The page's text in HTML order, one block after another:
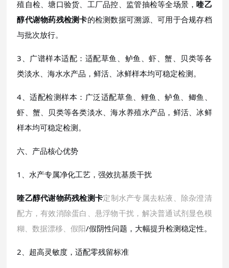
殖自检、塘口验货、工厂品控、监管抽检等全场景，喹乙
醇代谢物药残检测卡的检测数据可溯源、可用于合规存档
与批次放行。
3、广谱样本适配：适配草鱼、鲈鱼、虾、蟹、贝类等各
类淡水、海水水产品，鲜活、冰鲜样本均可稳定检测。
4、适配检测样本：广泛适配草鱼、鲤鱼、鲈鱼、鲫鱼、
虾、蟹、贝类等各类淡水、海水养殖水产品，鲜活、冰鲜
样本均可稳定检测。
六、产品核心优势
1、水产专属净化工艺，强效抗基质干扰
喹乙醇代谢物药残检测卡定制水产专属去粘液、除杂澄清
配方，有效消除蛋白、悬浮物干扰，解决普通试剂显色模
糊、数据漂移、假阳/假阴性问题，大幅提升检测稳定性。
2、超高灵敏度，适配零残留标准